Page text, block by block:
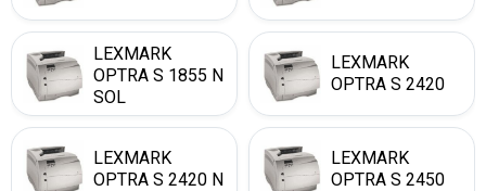
LEXMARK
OPTRA S 1855 N
SOL
LEXMARK
OPTRA S 2420
LEXMARK
OPTRA S 2420 N
LEXMARK
OPTRA S 2450